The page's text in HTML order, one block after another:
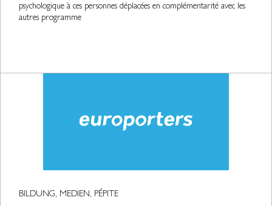
psychologique à ces personnes déplacées en complémentarité avec les
autres programme
BILDUNG, MEDIEN, PÉPITE